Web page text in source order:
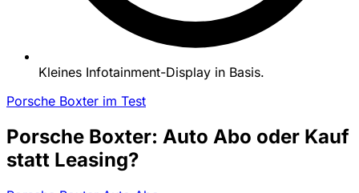
Kleines Infotainment-Display in Basis.
Porsche Boxter im Test
Porsche Boxter: Auto Abo oder Kauf
statt Leasing?